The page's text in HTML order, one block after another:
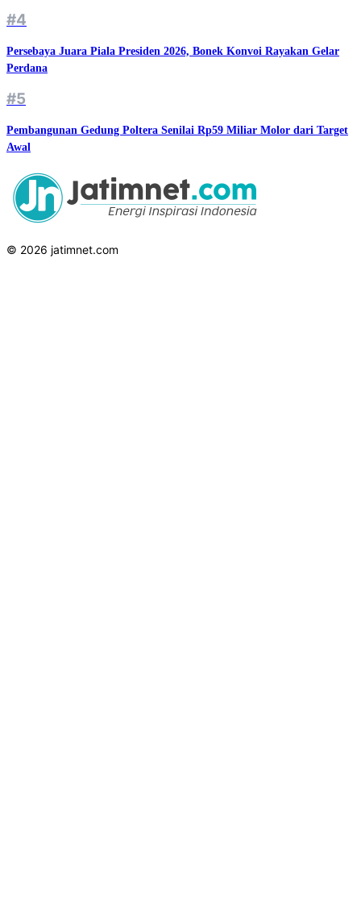
#4
Persebaya Juara Piala Presiden 2026, Bonek Konvoi Rayakan Gelar
Perdana
#5
Pembangunan Gedung Poltera Senilai Rp59 Miliar Molor dari Target
Awal
© 2026 jatimnet.com